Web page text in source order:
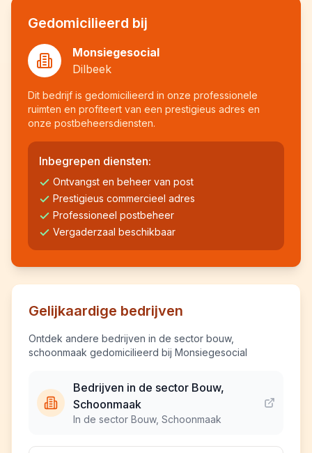
Gedomicilieerd bij
Monsiegesocial
Dilbeek
Dit bedrijf is gedomicilieerd in onze professionele
ruimten en profiteert van een prestigieus adres en
onze postbeheersdiensten.
Inbegrepen diensten:
Ontvangst en beheer van post
Prestigieus commercieel adres
Professioneel postbeheer
Vergaderzaal beschikbaar
Gelijkaardige bedrijven
Ontdek andere bedrijven in de sector bouw,
schoonmaak gedomicilieerd bij Monsiegesocial
Bedrijven in de sector Bouw,
Schoonmaak
In de sector Bouw, Schoonmaak